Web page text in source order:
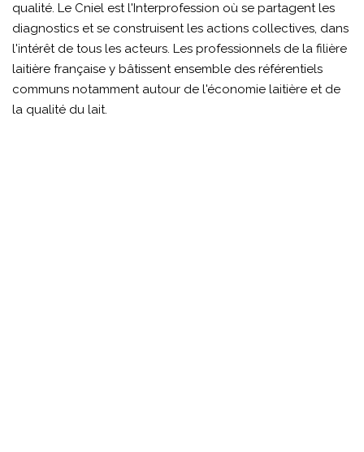
qualité. Le Cniel est l'Interprofession où se partagent les
diagnostics et se construisent les actions collectives, dans
l'intérêt de tous les acteurs. Les professionnels de la filière
laitière française y bâtissent ensemble des référentiels
communs notamment autour de l'économie laitière et de
la qualité du lait.